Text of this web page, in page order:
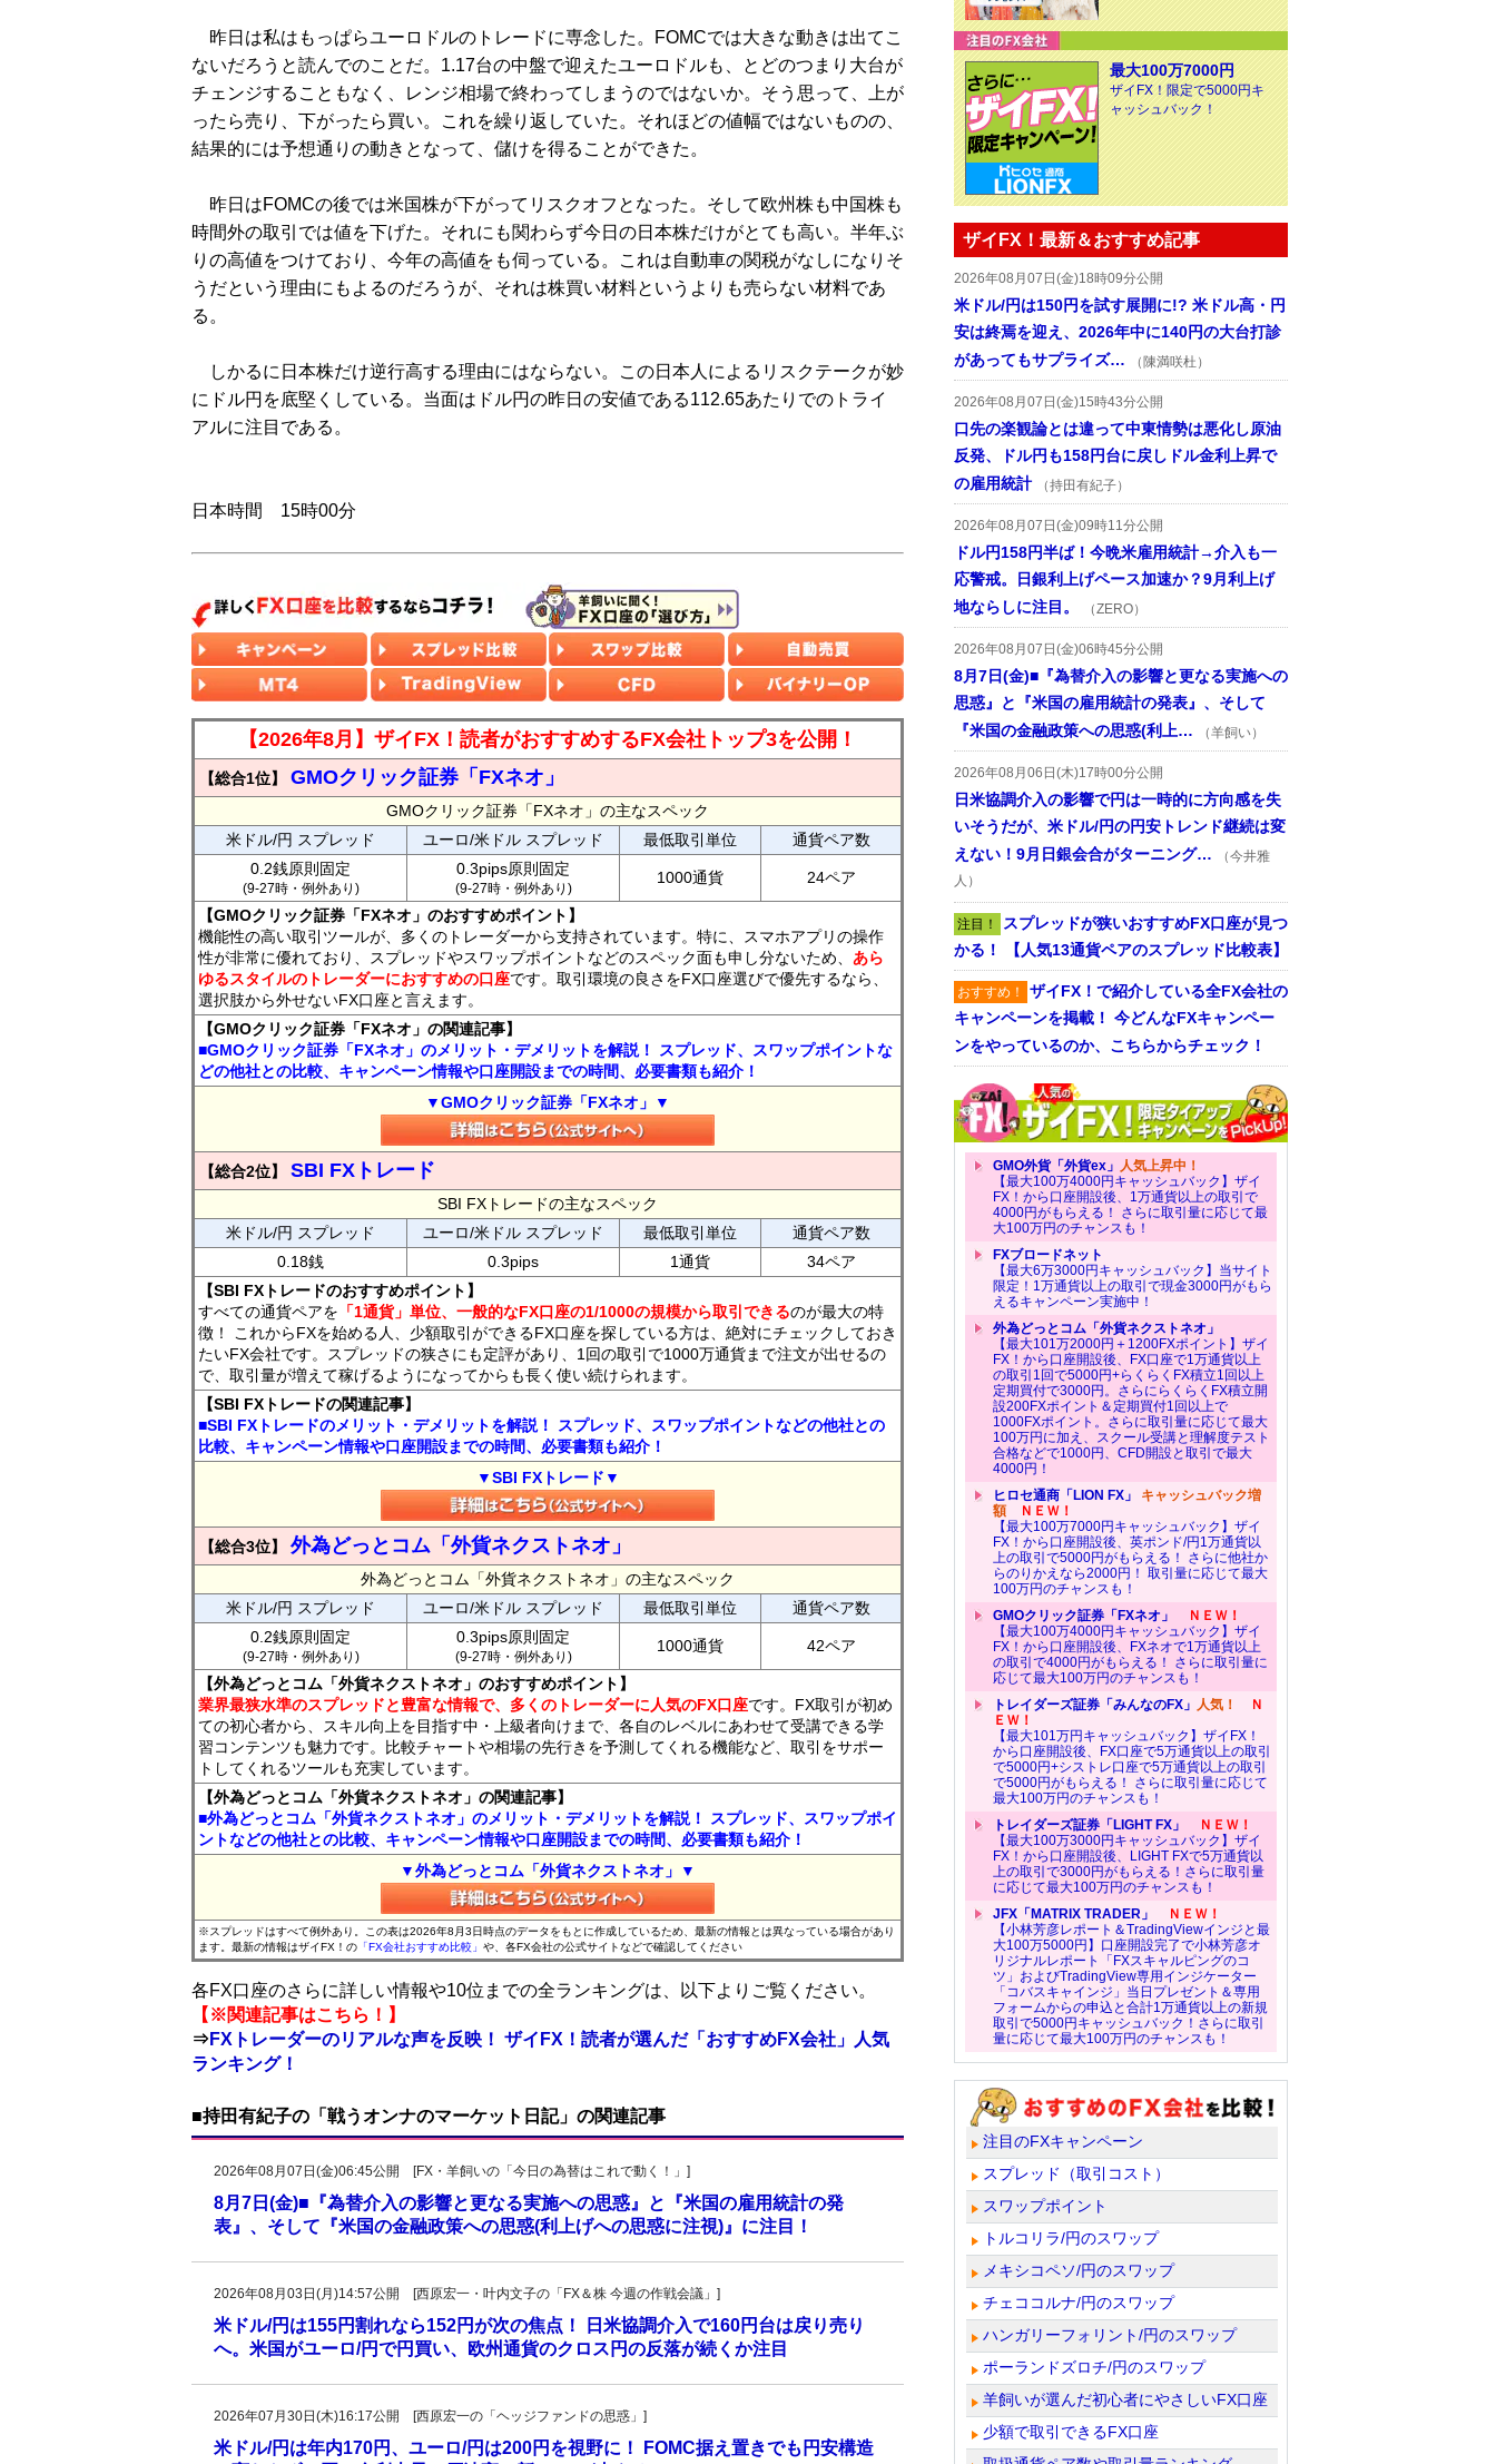
昨日は私はもっぱらユーロドルのトレードに専念した。FOMCでは大きな動きは出てこ
ないだろうと読んでのことだ。1.17台の中盤で迎えたユーロドルも、とどのつまり大台が
チェンジすることもなく、レンジ相場で終わってしまうのではないか。そう思って、上が
ったら売り、下がったら買い。これを繰り返していた。それほどの値幅ではないものの、
結果的には予想通りの動きとなって、儲けを得ることができた。
昨日はFOMCの後では米国株が下がってリスクオフとなった。そして欧州株も中国株も
時間外の取引では値を下げた。それにも関わらず今日の日本株だけがとても高い。半年ぶ
りの高値をつけており、今年の高値をも伺っている。これは自動車の関税がなしになりそ
うだという理由にもよるのだろうが、それは株買い材料というよりも売らない材料であ
る。
しかるに日本株だけ逆行高する理由にはならない。この日本人によるリスクテークが妙
にドル円を底堅くしている。当面はドル円の昨日の安値である112.65あたりでのトライ
アルに注目である。
日本時間 15時00分
【2026年8月】ザイFX！読者がおすすめするFX会社トップ3を公開！
【総合1位】 GMOクリック証券「FXネオ」
GMOクリック証券「FXネオ」の主なスペック
米ドル/円 スプレッド
ユーロ/米ドル スプレッド 最低取引単位
通貨ペア数
0.2銭原則固定
(9-27時・例外あり)
0.3pips原則固定
(9-27時・例外あり)
1000通貨 24ペア
【GMOクリック証券「FXネオ」のおすすめポイント】
機能性の高い取引ツールが、多くのトレーダーから支持されています。特に、スマホアプリの操作
性が非常に優れており、スプレッドやスワップポイントなどのスペック面も申し分ないため、 あら
ゆるスタイルのトレーダーにおすすめの口座です。取引環境の良さをFX口座選びで優先するなら、
選択肢から外せないFX口座と言えます。
【GMOクリック証券「FXネオ」の関連記事】
■GMOクリック証券「FXネオ」のメリット・デメリットを解説！ スプレッド、スワップポイントな
どの他社との比較、キャンペーン情報や口座開設までの時間、必要書類も紹介！
▼GMOクリック証券「FXネオ」▼
【総合2位】 SBI FXトレード
SBI FXトレードの主なスペック
米ドル/円 スプレッド
ユーロ/米ドル スプレッド 最低取引単位
通貨ペア数
0.18銭
0.3pips 1通貨
34ペア
【SBI FXトレードのおすすめポイント】
すべての通貨ペアを 「1通貨」単位、一般的なFX口座の1/1000の規模から取引できるのが最大の特
徴！ これからFXを始める人、少額取引ができるFX口座を探している方は、絶対にチェックしておき
たいFX会社です。スプレッドの狭さにも定評があり、1回の取引で1000万通貨まで注文が出せるの
で、取引量が増えて稼げるようになってからも長く使い続けられます。
【SBI FXトレードの関連記事】
■SBI FXトレードのメリット・デメリットを解説！ スプレッド、スワップポイントなどの他社との
比較、キャンペーン情報や口座開設までの時間、必要書類も紹介！
▼SBI FXトレード▼
【総合3位】 外為どっとコム「外貨ネクストネオ」
外為どっとコム「外貨ネクストネオ」の主なスペック
米ドル/円 スプレッド
ユーロ/米ドル スプレッド 最低取引単位
通貨ペア数
0.2銭原則固定
(9-27時・例外あり)
0.3pips原則固定
(9-27時・例外あり)
1000通貨 42ペア
【外為どっとコム「外貨ネクストネオ」のおすすめポイント】
業界最狭水準のスプレッドと豊富な情報で、多くのトレーダーに人気のFX口座です。FX取引が初め
ての初心者から、スキル向上を目指す中・上級者向けまで、各自のレベルにあわせて受講できる学
習コンテンツも魅力です。比較チャートや相場の先行きを予測してくれる機能など、取引をサポー
トしてくれるツールも充実しています。
【外為どっとコム「外貨ネクストネオ」の関連記事】
■外為どっとコム「外貨ネクストネオ」のメリット・デメリットを解説！ スプレッド、スワップポイ
ントなどの他社との比較、キャンペーン情報や口座開設までの時間、必要書類も紹介！
▼外為どっとコム「外貨ネクストネオ」▼
※スプレッドはすべて例外あり。この表は2026年8月3日時点のデータをもとに作成しているため、最新の情報とは異なっている場合があり
ます。最新の情報はザイFX！の 「FX会社おすすめ比較」 や、各FX会社の公式サイトなどで確認してください
各FX口座のさらに詳しい情報や10位までの全ランキングは、以下よりご覧ください。
【※関連記事はこちら！】
⇒FXトレーダーのリアルな声を反映！ ザイFX！読者が選んだ「おすすめFX会社」人気
ランキング！
■持田有紀子の「戦うオンナのマーケット日記」の関連記事
2026年08月07日(金)06:45公開 [FX・羊飼いの「今日の為替はこれで動く！」]
8月7日(金)■『為替介入の影響と更なる実施への思惑』と『米国の雇用統計の発
表』、そして『米国の金融政策への思惑(利上げへの思惑に注視)』に注目！
2026年08月03日(月)14:57公開 [西原宏一・叶内文子の「FX＆株 今週の作戦会議」]
米ドル/円は155円割れなら152円が次の焦点！ 日米協調介入で160円台は戻り売り
へ。米国がユーロ/円で円買い、欧州通貨のクロス円の反落が続くか注目
2026年07月30日(木)16:17公開 [西原宏一の「ヘッジファンドの思惑」]
米ドル/円は年内170円、ユーロ/円は200円を視野に！ FOMC据え置きでも円安構造
最大100万7000円
ザイFX！限定で5000円キ
ャッシュバック！
ザイFX！最新＆おすすめ記事
2026年08月07日(金)18時09分公開
米ドル/円は150円を試す展開に!? 米ドル高・円
安は終焉を迎え、2026年中に140円の大台打診
があってもサプライズ…
（陳満咲杜）
2026年08月07日(金)15時43分公開
口先の楽観論とは違って中東情勢は悪化し原油
反発、ドル円も158円台に戻しドル金利上昇で
の雇用統計
（持田有紀子）
2026年08月07日(金)09時11分公開
ドル円158円半ば！今晩米雇用統計→介入も一
応警戒。日銀利上げペース加速か？9月利上げ
地ならしに注目。
（ZERO）
2026年08月07日(金)06時45分公開
8月7日(金)■『為替介入の影響と更なる実施への
思惑』と『米国の雇用統計の発表』、そして
『米国の金融政策への思惑(利上…
（羊飼い）
2026年08月06日(木)17時00分公開
日米協調介入の影響で円は一時的に方向感を失
いそうだが、米ドル/円の円安トレンド継続は変
えない！9月日銀会合がターニング…
（今井雅
人）
注目！ スプレッドが狭いおすすめFX口座が見つ
かる！ 【人気13通貨ペアのスプレッド比較表】
おすすめ！ ザイFX！で紹介している全FX会社の
キャンペーンを掲載！ 今どんなFXキャンペー
ンをやっているのか、こちらからチェック！
GMO外貨「外貨ex」 人気上昇中！
【最大100万4000円キャッシュバック】ザイ
FX！から口座開設後、1万通貨以上の取引で
4000円がもらえる！ さらに取引量に応じて最
大100万円のチャンスも！
FXブロードネット
【最大6万3000円キャッシュバック】当サイト
限定！1万通貨以上の取引で現金3000円がもら
えるキャンペーン実施中！
外為どっとコム「外貨ネクストネオ」
【最大101万2000円＋1200FXポイント】ザイ
FX！から口座開設後、FX口座で1万通貨以上
の取引1回で5000円+らくらくFX積立1回以上
定期買付で3000円。さらにらくらくFX積立開
設200FXポイント＆定期買付1回以上で
1000FXポイント。さらに取引量に応じて最大
100万円に加え、スクール受講と理解度テスト
合格などで1000円、CFD開設と取引で最大
4000円！
ヒロセ通商「LION FX」 キャッシュバック増
額ＮＥＷ！
【最大100万7000円キャッシュバック】ザイ
FX！から口座開設後、英ポンド/円1万通貨以
上の取引で5000円がもらえる！ さらに他社か
らのりかえなら2000円！ 取引量に応じて最大
100万円のチャンスも！
GMOクリック証券「FXネオ」
ＮＥＷ！
【最大100万4000円キャッシュバック】ザイ
FX！から口座開設後、FXネオで1万通貨以上
の取引で4000円がもらえる！ さらに取引量に
応じて最大100万円のチャンスも！
トレイダーズ証券「みんなのFX」 人気！
Ｎ
ＥＷ！
【最大101万円キャッシュバック】ザイFX！
から口座開設後、FX口座で5万通貨以上の取引
で5000円+シストレ口座で5万通貨以上の取引
で5000円がもらえる！ さらに取引量に応じて
最大100万円のチャンスも！
トレイダーズ証券「LIGHT FX」
ＮＥＷ！
【最大100万3000円キャッシュバック】ザイ
FX！から口座開設後、LIGHT FXで5万通貨以
上の取引で3000円がもらえる！さらに取引量
に応じて最大100万円のチャンスも！
JFX「MATRIX TRADER」
ＮＥＷ！
【小林芳彦レポート＆TradingViewインジと最
大100万5000円】口座開設完了で小林芳彦オ
リジナルレポート「FXスキャルピングのコ
ツ」およびTradingView専用インジケーター
「コバスキャインジ」当日プレゼント＆専用
フォームからの申込と合計1万通貨以上の新規
取引で5000円キャッシュバック！さらに取引
量に応じて最大100万円のチャンスも！
注目のFXキャンペーン
スプレッド（取引コスト）
スワップポイント
トルコリラ/円のスワップ
メキシコペソ/円のスワップ
チェココルナ/円のスワップ
ハンガリーフォリント/円のスワップ
ポーランドズロチ/円のスワップ
羊飼いが選んだ初心者にやさしいFX口座
少額で取引できるFX口座